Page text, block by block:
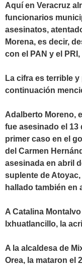
Aquí en Veracruz
funcionarios
asesinatos,
Morena, es decir,
con el PAN y el
La cifra es terrible
continuación
Adalberto Moreno,
fue asesinado el 13
primer caso en el
del Carmen
asesinada en abril
suplente de
hallado también en
A Catalina
Ixhuatlancillo, la
A la alcaldesa de
Orea, la mataron el